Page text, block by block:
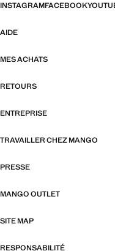
INSTAGRAMFACEBOOK
AIDE
MES ACHATS
RETOURS
ENTREPRISE
TRAVAILLER CHEZ MANGO
PRESSE
MANGO OUTLET
SITE MAP
RESPONSABILITÉ